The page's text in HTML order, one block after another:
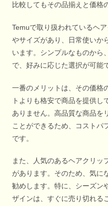
比較してもその品揃えと価格
Temuで取り扱われているヘ
やサイズがあり、日常使いか
います。シンプルなものから
で、好みに応じた選択が可能
一番のメリットは、その価格
トよりも格安で商品を提供し
ありません。高品質な商品を
ことができるため、コストパ
です。
また、人気のあるヘアクリッ
があります。そのため、気に
勧めします。特に、シーズン
ザインは、すぐに売り切れる